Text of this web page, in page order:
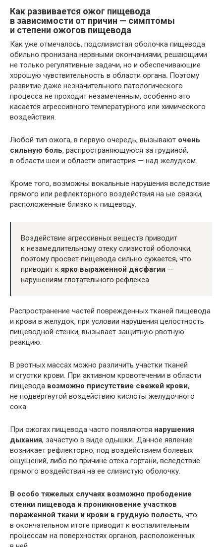
Как развивается ожог пищевода
в зависимости от причин — симптомы
и степени ожогов пищевода
Как уже отмечалось, подслизистая оболочка пищевода
обильно пронизана нервными окончаниями, решающими
не только регулятивные задачи, но и обеспечивающие
хорошую чувствительность в области органа. Поэтому
развитие даже незначительного патологического
процесса не проходит незамеченным, особенно это
касается агрессивного температурного или химического
воздействия.
Любой тип ожога, в первую очередь, вызывают очень
сильную боль, распространяющуюся за грудиной,
в области шеи и области эпигастрия — над желудком.
Кроме того, возможны вокальные нарушения вследствие
прямого или рефлекторного воздействия на ые связки,
расположенные близко к пищеводу.
Воздействие агрессивных веществ приводит
к незамедлительному отеку слизистой оболочки,
поэтому просвет пищевода сильно сужается, что
приводит к ярко выраженной дисфагии —
нарушениям глотательного рефлекса.
Распространение частей поврежденных тканей пищевода
и крови в желудок, при условии нарушения целостность
пищеводной стенки, вызывает защитную рвотную
реакцию.
В рвотных массах можно различить участки тканей
и сгустки крови. При активном кровотечении в области
пищевода возможно присутствие свежей крови,
не подвергнутой воздействию кислоты желудочного
сока.
При ожогах пищевода часто появляются нарушения
дыхания, зачастую в виде одышки. Данное явление
возникает рефлекторно, под воздействием болевых
ощущений, либо по причине отека гортани, вследствие
прямого воздействия на ее слизистую оболочку.
В особо тяжелых случаях возможно прободение
стенки пищевода и проникновение участков
пораженной ткани и крови в грудную полость, что
в окончательном итоге приводит к воспалительным
процессам на поверхностях органов, расположенных